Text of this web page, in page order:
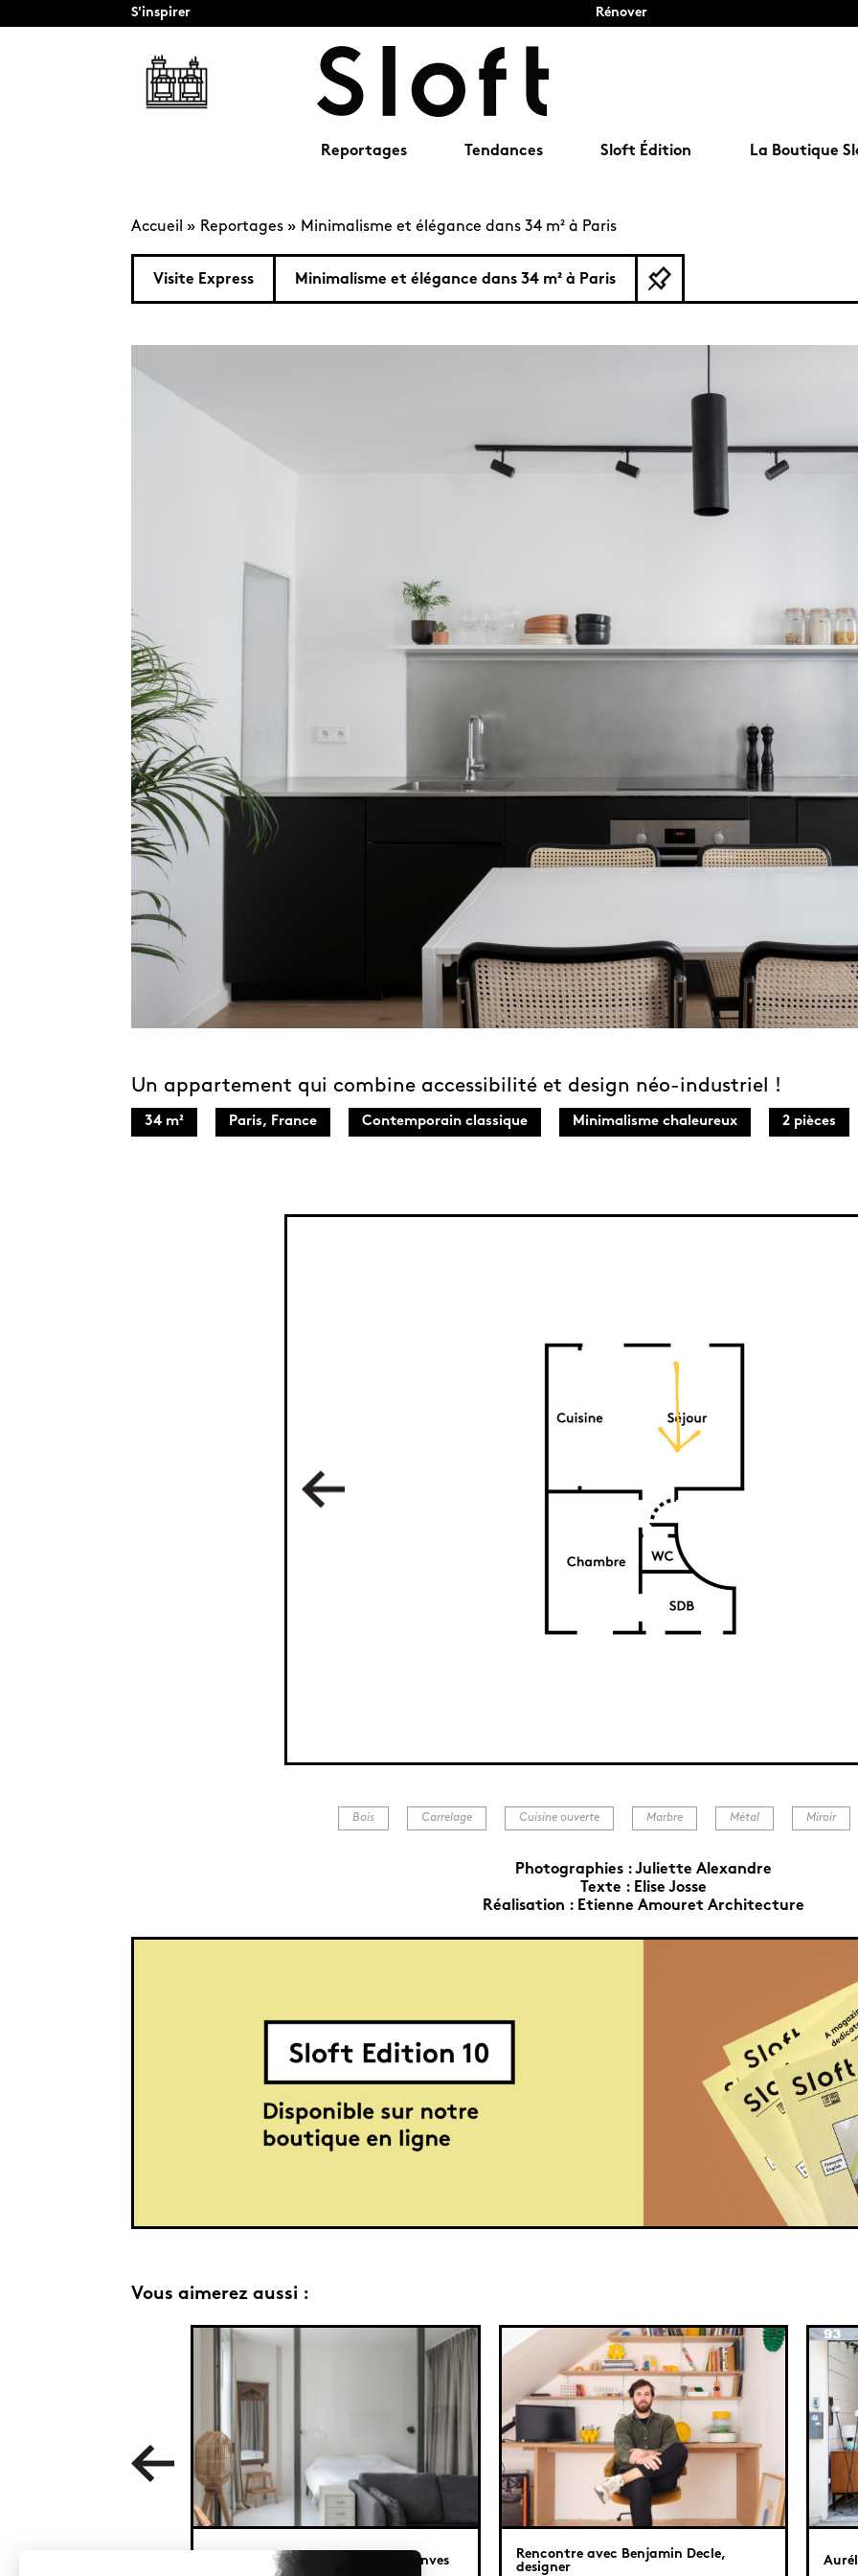
S'inspirer Rénover
Reportages Tendances Sloft Édition La Boutique
Accueil » Reportages » Minimalisme et élégance dans 34 m² à Paris
Visite Express Minimalisme et élégance dans 34 m² à Paris
Un appartement qui combine accessibilité et design néo-industriel !
34 m² Paris, France Contemporain classique Minimalisme chaleureux 2 pièces
Bois Carrelage Cuisine ouverte Marbre Métal Miroir
Photographies :Juliette Alexandre
Texte : Elise Josse
Réalisation : Etienne Amouret Architecture
Vous aimerez aussi :
Un T2 harmonieux de 36 m² à Vanves
Rencontre avec Benjamin Decle,
designer